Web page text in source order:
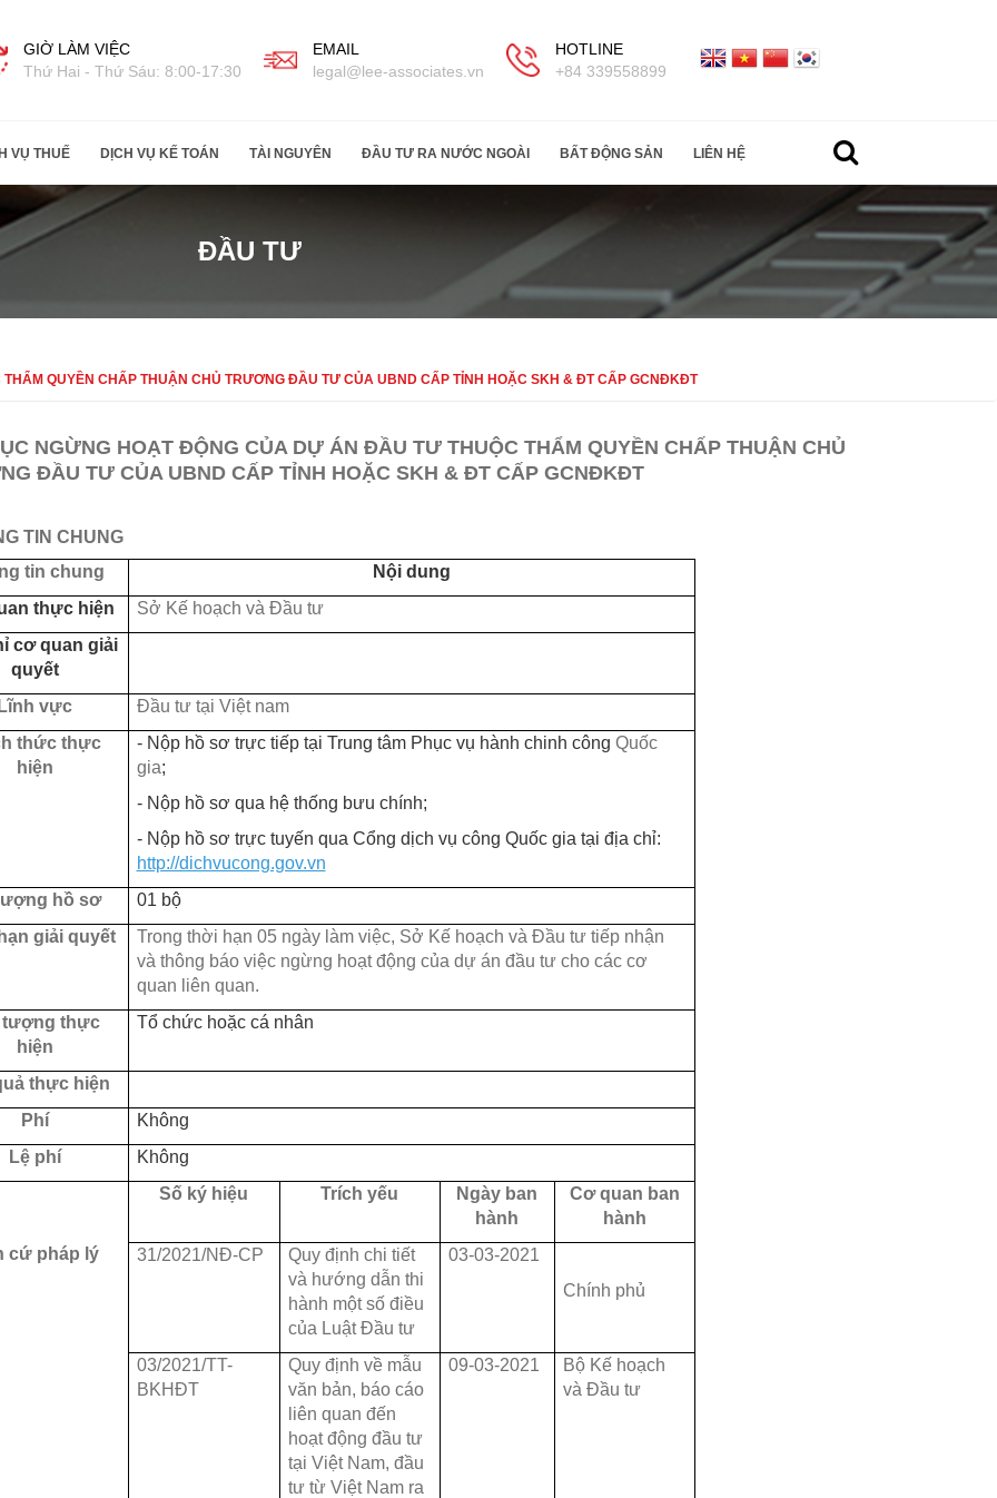
HOTLINE
+84 339558899
EMAIL
legal@lee-associates.vn
GIỜ LÀM VIỆC
Thứ Hai - Thứ Sáu: 8:00-17:30
VỤ THUẾ DỊCH VỤ KẾ TOÁN TÀI NGUYÊN ĐẦU TƯ RA NƯỚC NGOÀI BẤT ĐỘNG SẢN LIÊN HỆ
ĐẦU TƯ
QUYỀN CHẤP THUẬN CHỦ TRƯƠNG ĐẦU TƯ CỦA UBND CẤP TỈNH HOẶC SKH & ĐT CẤP GCNĐKĐT
NGỪNG HOẠT ĐỘNG CỦA DỰ ÁN ĐẦU TƯ THUỘC THẨM QUYỀN CHẤP THUẬN CHỦ
ĐẦU TƯ CỦA UBND CẤP TỈNH HOẶC SKH & ĐT CẤP GCNĐKĐT
TIN CHUNG
tin chung
Nội dung
thực hiện
Sở Kế hoạch và Đầu tư
cơ quan giải
quyết
Lĩnh vực
Đầu tư tại Việt nam
thức thực
hiện
- Nộp hồ sơ trực tiếp tại Trung tâm Phục vụ hành chinh công Quốc
gia;
- Nộp hồ sơ qua hệ thống bưu chính;
- Nộp hồ sơ trực tuyến qua Cổng dịch vụ công Quốc gia tại địa chỉ:
http://dichvucong.gov.vn
hồ sơ
01 bộ
giải quyết
Trong thời hạn 05 ngày làm việc, Sở Kế hoạch và Đầu tư tiếp nhận
và thông báo việc ngừng hoạt động của dự án đầu tư cho các cơ
quan liên quan.
thực
hiện
Tổchức hoặc cá nhân
thực hiện
Phí
Không
Lệ phí
Không
Số ký hiệu
Trích yếu
Ngày ban
hành
Cơ quan ban
hành
cứ pháp lý
31/2021/NĐ-CP
Quy định chi tiết
và hướng dẫn thi
hành một số điều
của Luật Đầu tư
03-03-2021
Chính phủ
03/2021/TT-
BKHĐT
Quy định về mẫu
văn bản, báo cáo
liên quan đến
hoạt động đầu tư
tại Việt Nam, đầu
tư từ Việt Nam ra
09-03-2021
Bộ Kế hoạch
và Đầu tư